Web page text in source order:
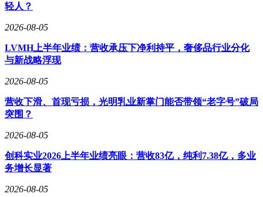
轻人？
2026-08-05
LVMH上半年业绩：营收承压下净利持平，奢侈品行业分化
与新战略浮现
2026-08-05
营收下滑、首现亏损，光明乳业新掌门能否带领“老字号”破局
突围？
2026-08-05
创科实业2026上半年业绩亮眼：营收83亿，纯利7.38亿，多业
务增长显著
2026-08-05